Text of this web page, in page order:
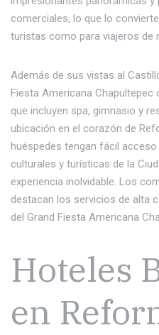
comerciales, lo que lo
turistas como para viajeros de
Además de sus vistas al
Fiesta Americana
que incluyen spa, gimnasio y
ubicación en el corazón de
huéspedes tengan fácil
culturales y turísticas de la
experiencia inolvidable. Los
destacan los servicios de alta
del Grand Fiesta Americana
Hoteles
en